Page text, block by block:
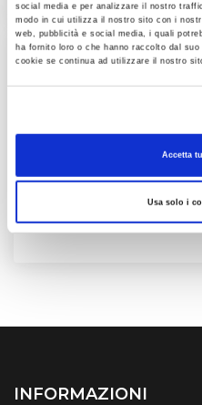
social media e per analizzare il nostro
modo in cui utilizza il nostro sito con i
web, pubblicità e social media, i quali
ha fornito loro o che hanno raccolto dal
cookie se continua ad utilizzare il nostro
Accetta
Usa solo i
CATEGORIE
INFORMAZIONI